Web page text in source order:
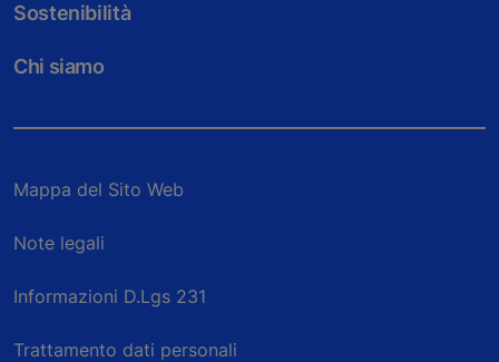
Sostenibilità
Chi siamo
Mappa del Sito Web
Note legali
Informazioni D.Lgs 231
Trattamento dati personali